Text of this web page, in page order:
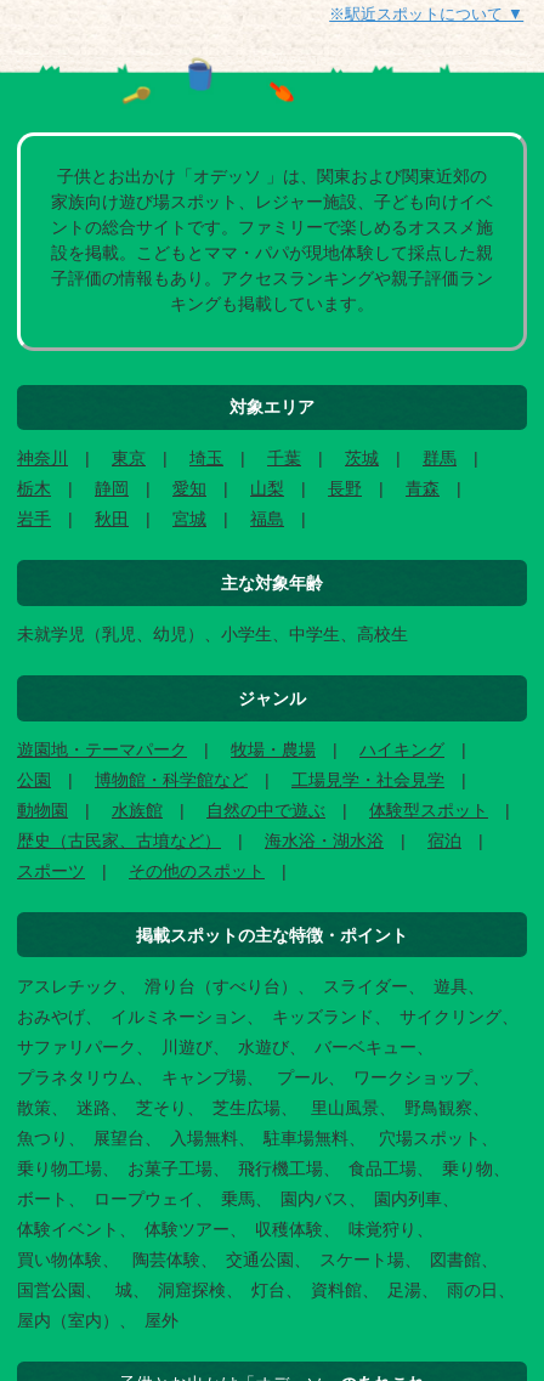
※駅近スポットについて ▼
子供とお出かけ「オデッソ 」は、関東および関東近郊の
家族向け遊び場スポット、レジャー施設、子ども向けイベ
ントの総合サイトです。ファミリーで楽しめるオススメ施
設を掲載。こどもとママ・パパが現地体験して採点した親
子評価の情報もあり。アクセスランキングや親子評価ラン
キングも掲載しています。
対象エリア
神奈川 東京 埼玉 千葉 茨城
群馬
栃木
静岡 愛知 山梨 長野
青森
岩手
秋田 宮城 福島
主な対象年齢
未就学児（乳児、幼児）、小学生、中学生、高校生
ジャンル
遊園地・テーマパーク 牧場・農場
ハイキング
公園
博物館・科学館など
工場見学・社会見学
動物園
水族館 自然の中で遊ぶ
体験型スポット
歴史（古民家、古墳など）
海水浴・湖水浴
宿泊
スポーツ
その他のスポット
掲載スポットの主な特徴・ポイント
アスレチック 滑り台（すべり台） スライダー
遊具
おみやげ
イルミネーション キッズランド
サイクリング
サファリパーク
川遊び 水遊び
バーベキュー
プラネタリウム
キャンプ場 プール
ワークショップ
散策
迷路 芝そり 芝生広場 里山風景
野鳥観察
魚つり
展望台 入場無料 駐車場無料
穴場スポット
乗り物工場
お菓子工場 飛行機工場 食品工場
乗り物
ボート
ロープウェイ 乗馬 園内バス
園内列車
体験イベント
体験ツアー 収穫体験
味覚狩り
買い物体験
陶芸体験 交通公園 スケート場
図書館
国営公園
城 洞窟探検 灯台 資料館 足湯
雨の日
屋内（室内）
屋外